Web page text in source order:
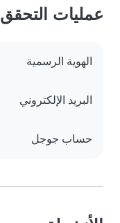
عمليات التحقق
الهوية الرسمية
البريد الإلكتروني
حساب جوجل